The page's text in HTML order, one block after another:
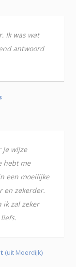
Ik was wat
antwoord
je wijze
hebt me
een moeilijke
en zekerder.
ik zal zeker
(uit Moerdijk)